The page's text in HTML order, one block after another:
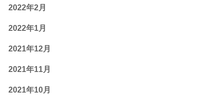
2022年2月
2022年1月
2021年12月
2021年11月
2021年10月